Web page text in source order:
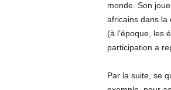
monde. Son
africains dans la
(à l’époque, les
participation a
Par la suite, se